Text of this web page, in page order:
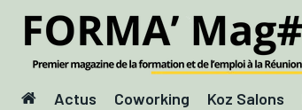
Actus Coworking Koz Salons